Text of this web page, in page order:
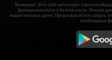
Внимание: Этот сайт использует строго
функциональности и безопасности. Личные
маркетинговых целях. Продолжая использовать
необходимых